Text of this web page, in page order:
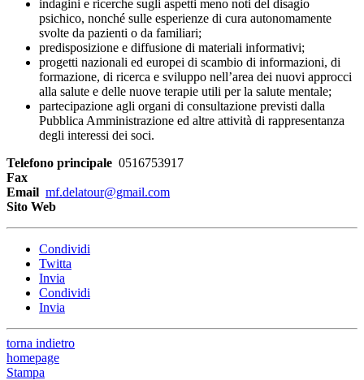
indagini e ricerche sugli aspetti meno noti del disagio
psichico, nonché sulle esperienze di cura autonomamente
svolte da pazienti o da familiari;
predisposizione e diffusione di materiali informativi;
progetti nazionali ed europei di scambio di informazioni, di
formazione, di ricerca e sviluppo nell’area dei nuovi approcci
alla salute e delle nuove terapie utili per la salute mentale;
partecipazione agli organi di consultazione previsti dalla
Pubblica Amministrazione ed altre attività di rappresentanza
degli interessi dei soci.
Telefono principale 0516753917
Fax
Email mf.delatour@gmail.com
Sito Web
Condividi
Twitta
Invia
Condividi
Invia
torna indietro
homepage
Stampa